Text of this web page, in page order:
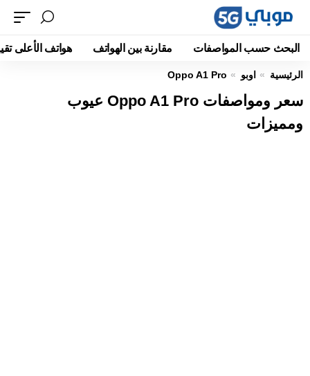
البحث حسب المواصفات مقارنة بين الهواتف هواتف الأعلى
الرئيسية اوبو Oppo A1 Pro
سعر ومواصفات Oppo A1 Pro عيوب
ومميزات